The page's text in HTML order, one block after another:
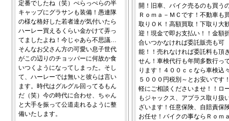
定番でしたね（笑）ぺらっぺらの半
キャップにグラサンも装備！愚連隊
の様な格好した若者達が気付いたら
ハーレー買えるくらい金かけて弄っ
てましたよね！今じゃあら不思議…
そんなお父さん方の可愛い息子世代
がこの辺りのチョッパーに何故か食
いつくようになってしまった。そし
て、ハーレーでは無いと彼らは言い
ます。時代はグルグル回ってるもん
だ（笑）今の時代に合わせ、ちゃん
と大手を振って公道走れるように整
備いたします。
開！旧車、バイク売るのも買う
Ｒｏｍａ－ＭＣです！不動車も
取りＯＫ！高額買取！下取り大
迎！現金で即お支払い！！金額
合いつかなければ委託販売も可
能！！売れなければ委託料も頂
せん！車検代行も年間多数行っ
ります！４００ｃｃなら車検込
５０００円税別～とお安いです
軽にご相談くださいませ！！ロ
もジャックス、アプラス取り扱
ざいます！任意保険、自賠責保
お任せ！バイクの事ならＲｏｍ